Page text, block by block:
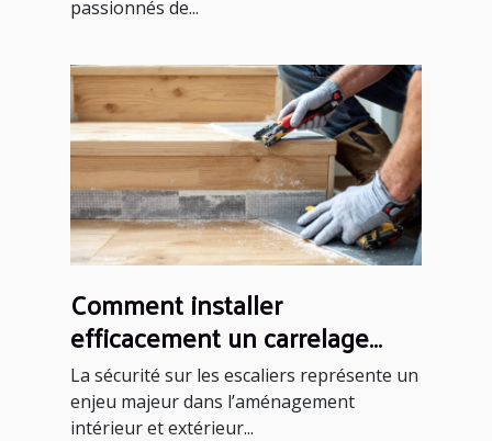
passionnés de...
Comment installer
efficacement un carrelage
antidérapant sur un escalier ?
La sécurité sur les escaliers représente un
enjeu majeur dans l’aménagement
intérieur et extérieur...